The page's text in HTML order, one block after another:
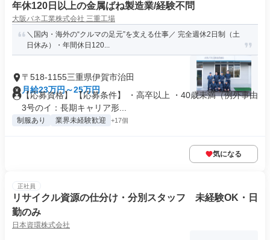
年休120日以上の金属ばね製造業/経験不問
大阪バネ工業株式会社 三重工場
＼国内・海外の“クルマの足元”を支える仕事／ 完全週休2日制（土
日休み）・年間休日120...
〒518-1155三重県伊賀市治田
月給23万円～25万円
【応募資格】 【応募条件】 ・高卒以上 ・40歳未満（例外事由
3号のイ：長期キャリア形...
制服あり 業界未経験歓迎 +17個
気になる
正社員
リサイクル資源の仕分け・分別スタッフ 未経験OK・日
勤のみ
日本資環株式会社